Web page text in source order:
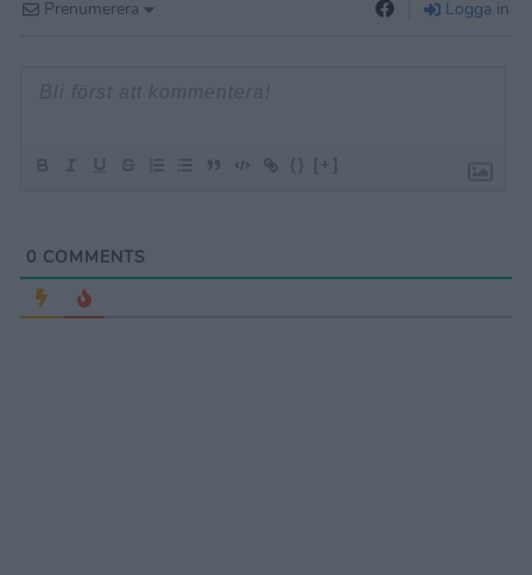
Prenumerera Logga in
{} [+]
0 COMMENTS